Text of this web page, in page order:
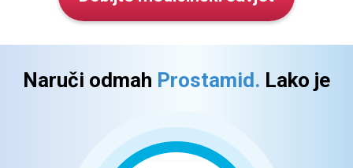
Naruči odmah Prostamid. Lako je